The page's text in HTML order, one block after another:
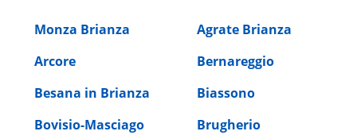
Monza Brianza
Agrate Brianza
Arcore
Bernareggio
Besana in Brianza
Biassono
Bovisio-Masciago
Brugherio